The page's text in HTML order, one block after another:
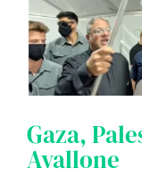
Gaza,
Avallone